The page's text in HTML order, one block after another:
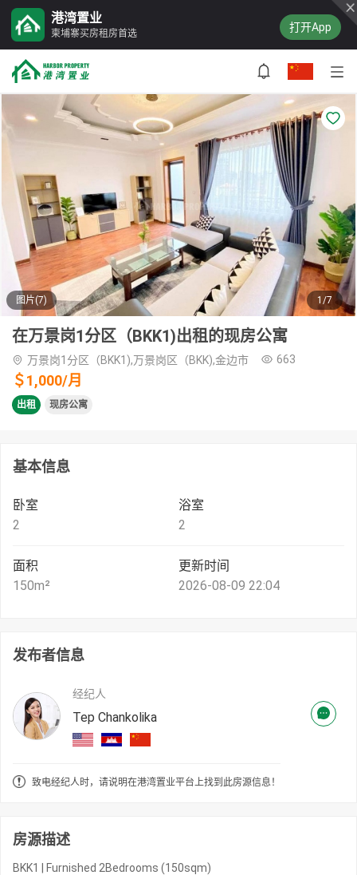
港湾置业
柬埔寨买房租房首选 打开App
图片(7) 1/7
在万景岗1分区（BKK1)出租的现房公寓
万景岗1分区（BKK1),万景岗区（BKK),金边市 663
＄1,000/月
出租 现房公寓
基本信息
卧室
2
浴室
2
面积
150m²
更新时间
2026-08-09 22:04
发布者信息
经纪人
Tep Chankolika
致电经纪人时，请说明在港湾置业平台上找到此房源信息！
房源描述
BKK1 | Furnished 2Bedrooms (150sqm)